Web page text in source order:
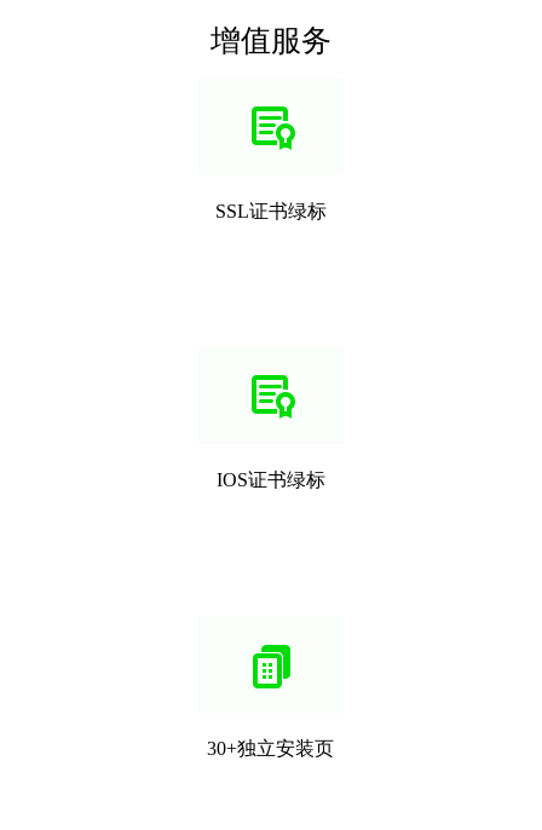
增值服务
SSL证书绿标
IOS证书绿标
30+独立安装页